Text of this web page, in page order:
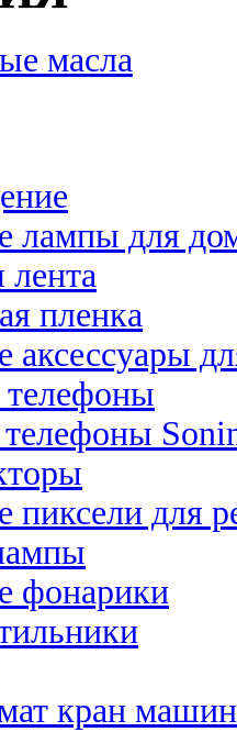
масла
лампы для
лента
пленка
аксессуары
пиксели для
фонарики
кран